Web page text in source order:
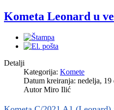
Kometa Leonard u
Detalji
Kategorija: Komete
Datum kreiranja: nedelja, 19
AutorMiro Ilić